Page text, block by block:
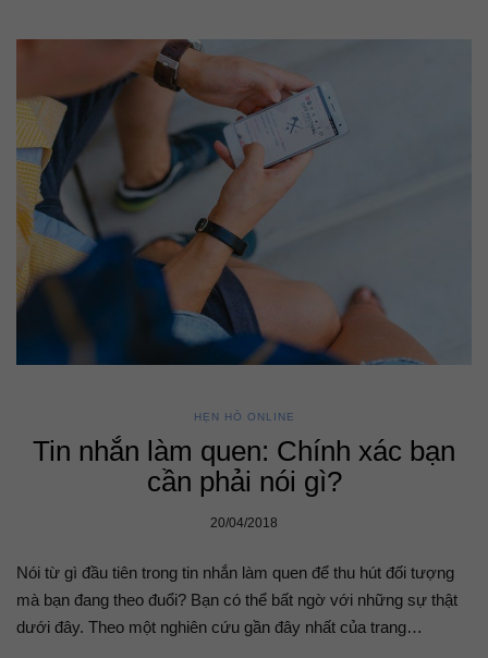
HẸN HÒ ONLINE
Tin nhắn làm quen: Chính xác bạn
cần phải nói gì?
20/04/2018
Nói từ gì đầu tiên trong tin nhắn làm quen để thu hút đối tượng
mà bạn đang theo đuổi? Bạn có thể bất ngờ với những sự thật
dưới đây. Theo một nghiên cứu gần đây nhất của trang…